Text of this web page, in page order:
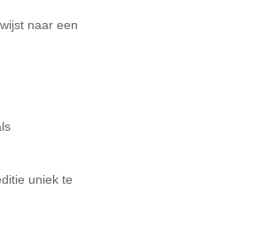
naar een
uniek te